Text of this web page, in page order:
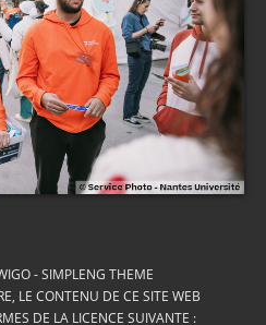
-SIMPLENG THEME
LE CONTENU DE CE SITE WEB
DE LA LICENCE SUIVANTE :